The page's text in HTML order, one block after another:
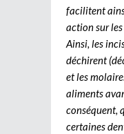
facilitent
action sur
Ainsi, les
déchirent
et les
aliments
conséquent,
certaines